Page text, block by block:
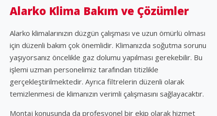
Alarko Klima Bakım ve Çözümler
Alarko klimalarınızın düzgün çalışması ve uzun ömürlü olması
için düzenli bakım çok önemlidir. Klimanızda soğutma sorunu
yaşıyorsanız öncelikle gaz dolumu yapılması gerekebilir. Bu
işlemi uzman personelimiz tarafından titizlikle
gerçekleştirilmektedir. Ayrıca filtrelerin düzenli olarak
temizlenmesi de klimanızın verimli çalışmasını sağlayacaktır.
Montaj konusunda da profesyonel bir ekip olarak hizmet